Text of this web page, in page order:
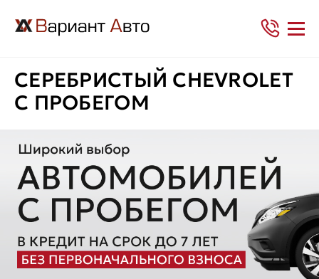
СЕРЕБРИСТЫЙ CHEVROLET
С ПРОБЕГОМ